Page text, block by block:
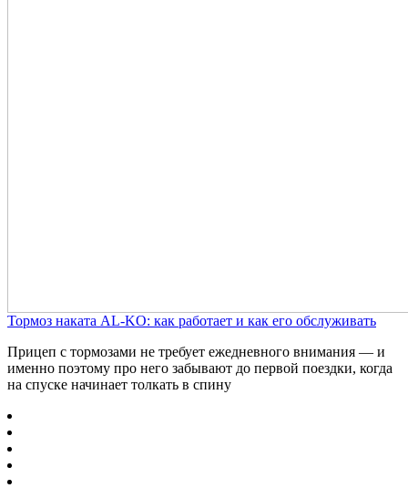
Тормоз наката AL-KO: как работает и как его обслуживать
Прицеп с тормозами не требует ежедневного внимания — и
именно поэтому про него забывают до первой поездки, когда
на спуске начинает толкать в спину